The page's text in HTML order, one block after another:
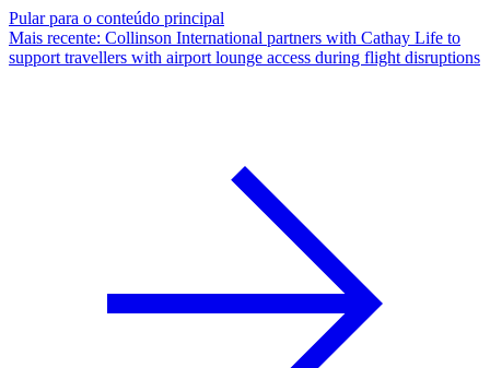
Pular para o conteúdo principal
Mais recente: Collinson International partners with Cathay Life to
support travellers with airport lounge access during flight disruptions